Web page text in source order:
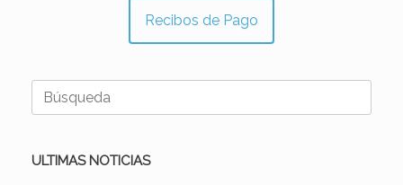
Recibos de Pago
Buscar:
ULTIMAS NOTICIAS